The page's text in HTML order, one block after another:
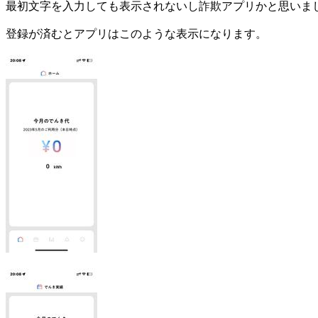
最初文字を入力しても表示されないし詐欺アプリかと思いま
登録が済むとアプリはこのような表示になります。